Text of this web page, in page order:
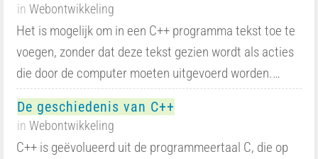
in Webontwikkeling
Het is mogelijk om in een C++ programma tekst toe te
voegen, zonder dat deze tekst gezien wordt als acties
die door de computer moeten uitgevoerd worden.…
De geschiedenis van C++
in Webontwikkeling
C++ is geëvolueerd uit de programmeertaal C, die op